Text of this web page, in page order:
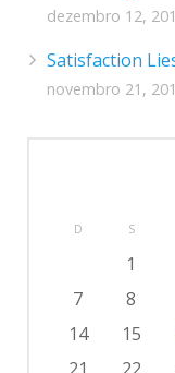
dezembro 12,
Satisfaction
novembro 21,
D S
1
7
8
14
15